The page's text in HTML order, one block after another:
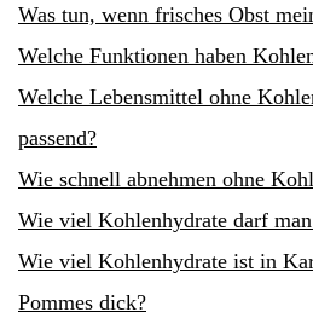
Was tun, wenn frisches Obst
Welche Funktionen haben
Welche Lebensmittel ohne
passend?
Wie schnell abnehmen ohne
Wie viel Kohlenhydrate darf man
Wie viel Kohlenhydrate ist in
Pommes dick?